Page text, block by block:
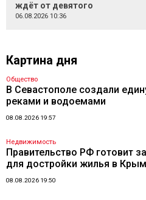
ждёт от девятого
06.08.2026 10:36
Картина дня
Общество
В Севастополе создали
реками и водоемами
08.08.2026 19:57
Недвижимость
Правительство РФ готовит
для достройки жилья в
08.08.2026 19:50